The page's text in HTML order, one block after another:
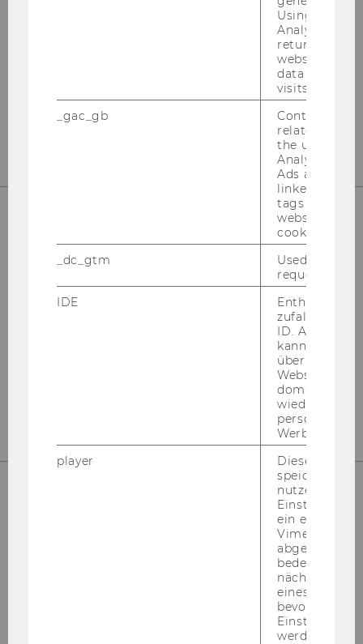
Tel:+43-1-31336-4890
E-Mail:officetaxlaw@wu.ac.at
UNSERE SOCIAL MEDIA KANÄLE
Bitte klicken Sie hier um sich für
Using this
Analytics can
returning
website and
data from
visits.
_gac_gb
Contains
related
the user. If
Analytics and
Ads accounts
linked, the
tags on the
website read
cookie.
_dc_gtm
Used to
request rate.
IDE
Enthält eine
ID. Anhand
kann Google
über
Websites
Werbung
player
Dieses Cookie
speichert
ein
Vimeo-Video
abgespielt
bedeutet,
nächsten
eines Vimeo-
bevorzugten
werden.